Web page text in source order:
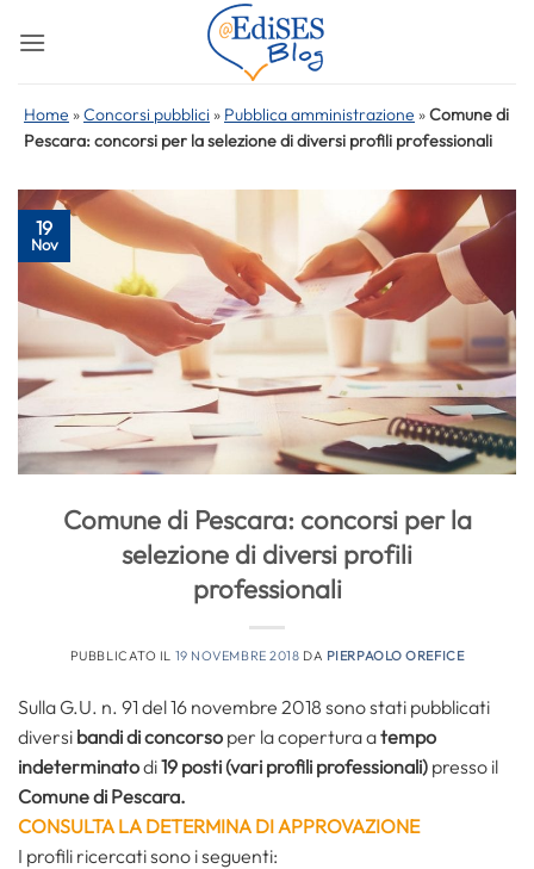
Home »Concorsi pubblici » Pubblica amministrazione »Comune di
Pescara: concorsi per la selezione di diversi profili professionali
19
Nov
Comune di Pescara: concorsi per la
selezione di diversi profili
professionali
PUBBLICATO IL 19 NOVEMBRE 2018 DA PIERPAOLO OREFICE
Sulla G.U. n. 91 del 16 novembre 2018 sono stati pubblicati
diversi bandi di concorso per la copertura atempo
indeterminatodi19 posti (vari profili professionali) presso il
Comune di Pescara.
CONSULTA LA DETERMINA DI APPROVAZIONE
I profili ricercati sono i seguenti: